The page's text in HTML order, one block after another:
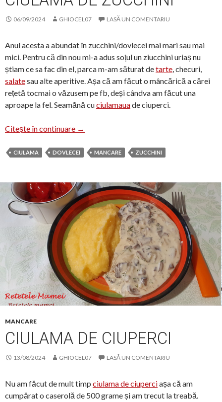
06/09/2024 GHIOCEL07 LASĂ UN COMENTARIU
Anul acesta a abundat în zucchini/dovlecei mai mari sau mai
mici. Pentru că din nou mi-a adus soțul un ziucchini uriaș nu
știam ce sa fac din el, parca m-am săturat detarte, checuri,
salatesau alte aperitive. Așa că am făcut o mâncărică a cărei
rețetă tocmai o văzusem pe fb, deși cândva am făcut una
aproape la fel. Seamănă cuciulamauade ciuperci.
Citește în continuare Ciulama de zucchini
→
CIULAMA DOVLECEI MANCARE ZUCCHINI
MANCARE
CIULAMA DE CIUPERCI
13/08/2024 GHIOCEL07 LASĂ UN COMENTARIU
Nu am făcut de mult timp ciulama de ciuperciașa că am
cumpărat o caserolă de 500 grame și am trecut la treabă.